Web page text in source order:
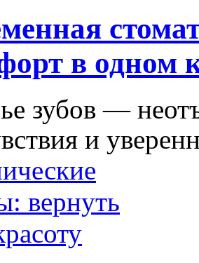
в одном
зубов —
и